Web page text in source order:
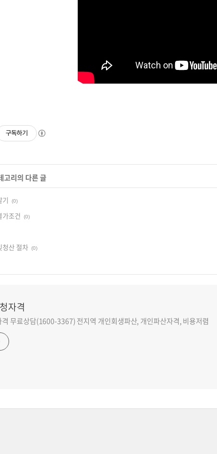
구독하기
고리의 다른 글
기 (0)
가조건
(0)
청산 절차 (0)
자격
격 무료상담(1600-3367) 전지역 개인회생파산, 개인파산자격, 비용저렴